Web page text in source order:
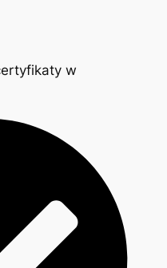
w